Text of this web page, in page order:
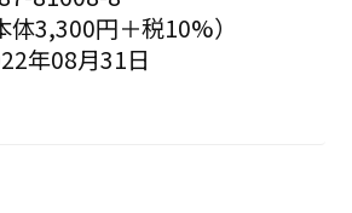
3,300円＋税10%）
年08月31日